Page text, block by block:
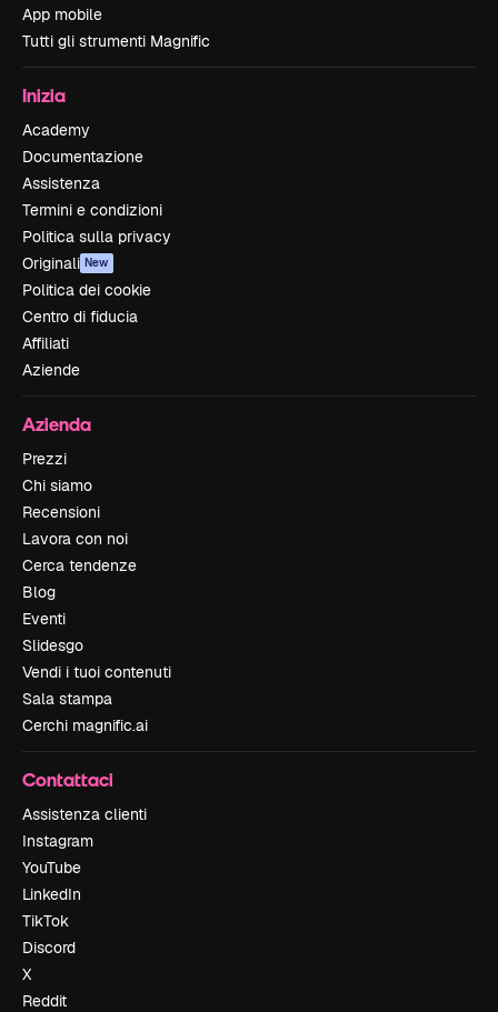
App mobile
Tutti gli strumenti Magnific
Inizia
Academy
Documentazione
Assistenza
Termini e condizioni
Politica sulla privacy
Originali New
Politica dei cookie
Centro di fiducia
Affiliati
Aziende
Azienda
Prezzi
Chi siamo
Recensioni
Lavora con noi
Cerca tendenze
Blog
Eventi
Slidesgo
Vendi i tuoi contenuti
Sala stampa
Cerchi magnific.ai
Contattaci
Assistenza clienti
Instagram
YouTube
LinkedIn
TikTok
Discord
X
Reddit